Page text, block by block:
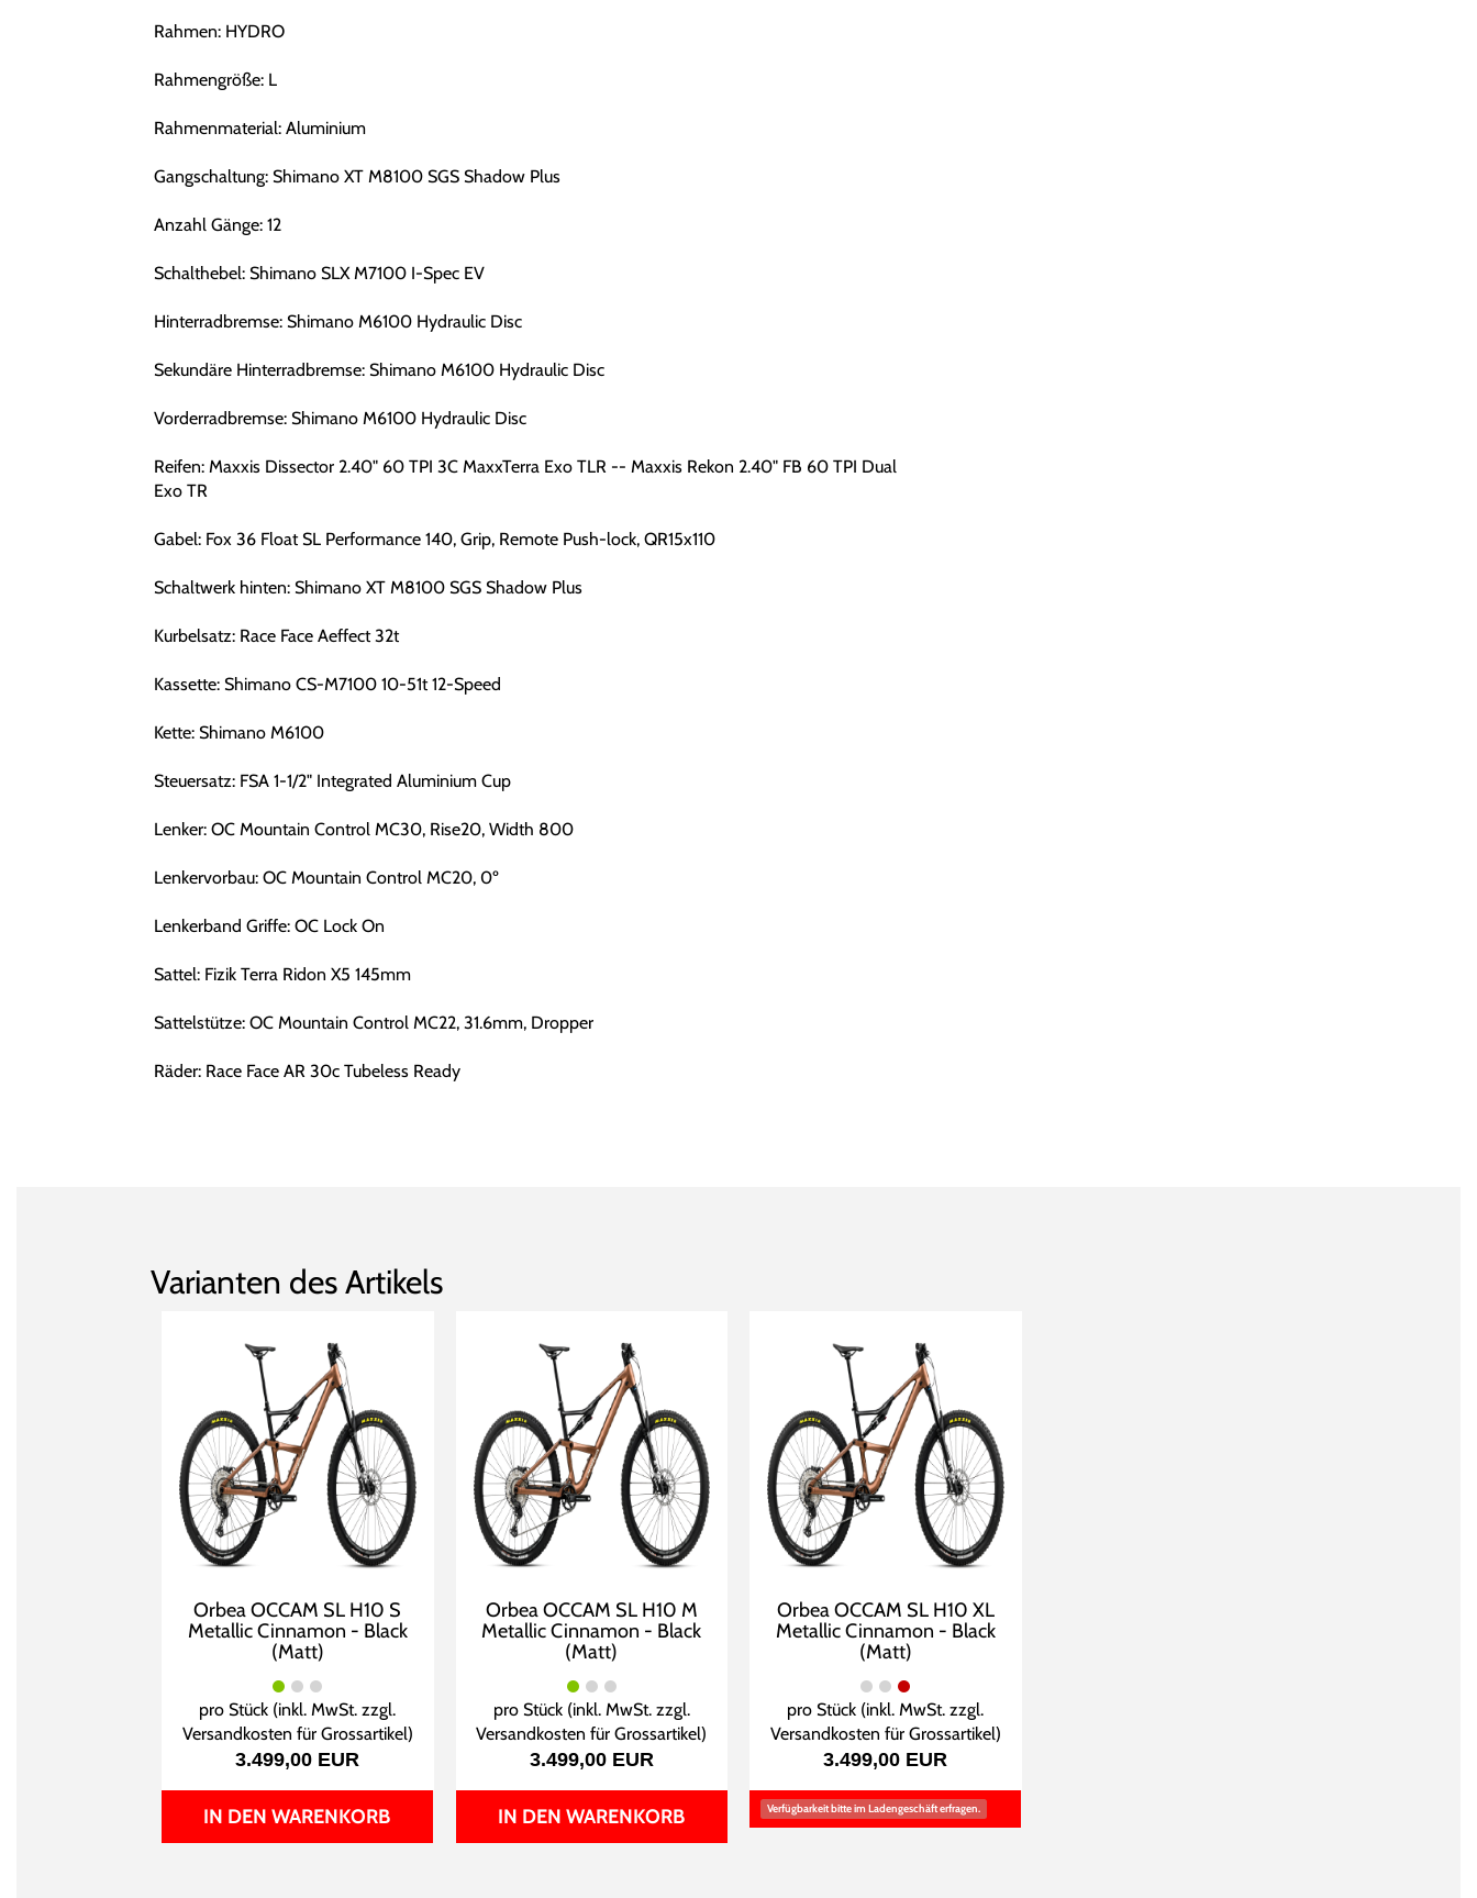
Rahmen: HYDRO
Rahmengröße: L
Rahmenmaterial: Aluminium
Gangschaltung: Shimano XT M8100 SGS Shadow Plus
Anzahl Gänge: 12
Schalthebel: Shimano SLX M7100 I-Spec EV
Hinterradbremse: Shimano M6100 Hydraulic Disc
Sekundäre Hinterradbremse: Shimano M6100 Hydraulic Disc
Vorderradbremse: Shimano M6100 Hydraulic Disc
Reifen: Maxxis Dissector 2.40" 60 TPI 3C MaxxTerra Exo TLR -- Maxxis Rekon 2.40" FB 60 TPI Dual
Exo TR
Gabel: Fox 36 Float SL Performance 140, Grip, Remote Push-lock, QR15x110
Schaltwerk hinten: Shimano XT M8100 SGS Shadow Plus
Kurbelsatz: Race Face Aeffect 32t
Kassette: Shimano CS-M7100 10-51t 12-Speed
Kette: Shimano M6100
Steuersatz: FSA 1-1/2" Integrated Aluminium Cup
Lenker: OC Mountain Control MC30, Rise20, Width 800
Lenkervorbau: OC Mountain Control MC20, 0º
Lenkerband Griffe: OC Lock On
Sattel: Fizik Terra Ridon X5 145mm
Sattelstütze: OC Mountain Control MC22, 31.6mm, Dropper
Räder: Race Face AR 30c Tubeless Ready
Varianten des Artikels
Orbea OCCAM SL H10 S
Metallic Cinnamon - Black
(Matt)
pro Stück (inkl. MwSt. zzgl.
Versandkosten für Grossartikel)
3.499,00 EUR
IN DEN WARENKORB
Orbea OCCAM SL H10 M
Metallic Cinnamon - Black
(Matt)
pro Stück (inkl. MwSt. zzgl.
Versandkosten für Grossartikel)
3.499,00 EUR
IN DEN WARENKORB
Orbea OCCAM SL H10 XL
Metallic Cinnamon - Black
(Matt)
pro Stück (inkl. MwSt. zzgl.
Versandkosten für Grossartikel)
3.499,00 EUR
Verfügbarkeit bitte im Ladengeschäft erfragen.